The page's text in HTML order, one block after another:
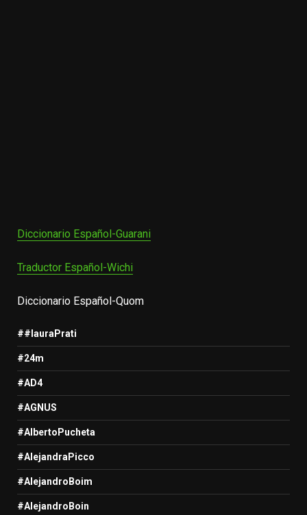
Diccionario Español-Guarani
Traductor Español-Wichi
Diccionario Español-Quom
##lauraPrati
#24m
#AD4
#AGNUS
#AlbertoPucheta
#AlejandraPicco
#AlejandroBoim
#AlejandroBoin